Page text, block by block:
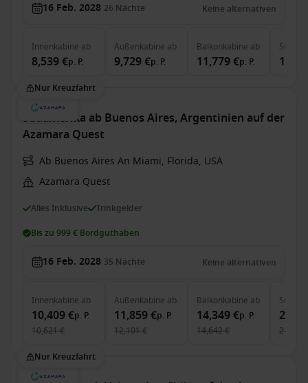
16 Feb. 2028 26 Nächte Keine alternativen
Innenkabine ab
8,539 €p. P.
Außenkabine ab
9,729 €p. P.
Balkonkabine ab
11,779 €p. P.
Suite
Nur Kreuzfahrt
Südamerika ab Buenos Aires, Argentinien auf der
Azamara Quest
Ab Buenos Aires An Miami, Florida, USA
Azamara Quest
Alles Inklusive Trinkgelder
Bis zu 999 € Bordguthaben
16 Feb. 2028 35 Nächte Keine alternativen
Innenkabine ab
10,409 €p. P.
10,621 €
Außenkabine ab
11,859 €p. P.
12,101 €
Balkonkabine ab
14,349 €p. P.
14,642 €
Suite
21,193
Nur Kreuzfahrt